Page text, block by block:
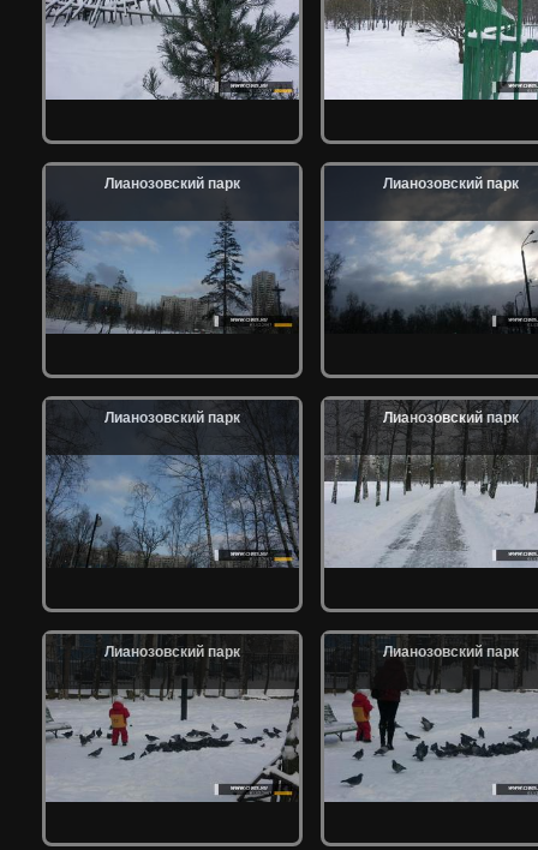
Лианозовский парк Лианозовский парк
Лианозовский парк Лианозовский парк
Лианозовский парк Лианозовский парк